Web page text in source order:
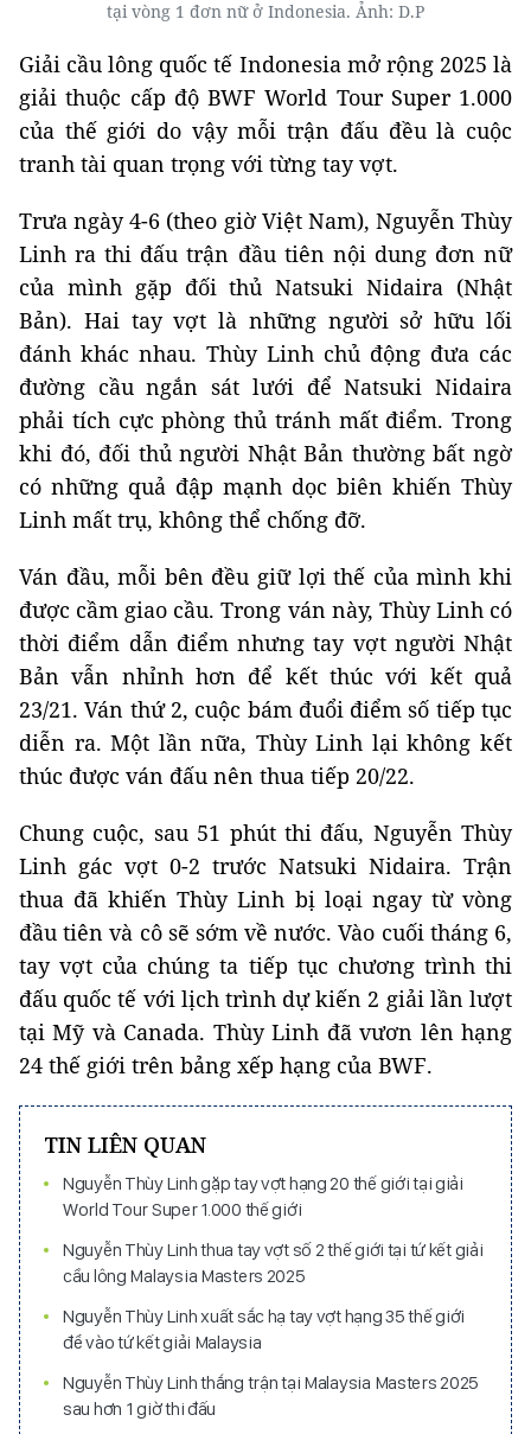
tại vòng 1 đơn nữ ở Indonesia. Ảnh: D.P
Giải cầu lông quốc tế Indonesia mở rộng 2025 là
giải thuộc cấp độ BWF World Tour Super 1.000
của thế giới do vậy mỗi trận đấu đều là cuộc
tranh tài quan trọng với từng tay vợt.
Trưa ngày 4-6 (theo giờ Việt Nam), Nguyễn Thùy
Linh ra thi đấu trận đầu tiên nội dung đơn nữ
của mình gặp đối thủ Natsuki Nidaira (Nhật
Bản). Hai tay vợt là những người sở hữu lối
đánh khác nhau. Thùy Linh chủ động đưa các
đường cầu ngắn sát lưới để Natsuki Nidaira
phải tích cực phòng thủ tránh mất điểm. Trong
khi đó, đối thủ người Nhật Bản thường bất ngờ
có những quả đập mạnh dọc biên khiến Thùy
Linh mất trụ, không thể chống đỡ.
Ván đầu, mỗi bên đều giữ lợi thế của mình khi
được cầm giao cầu. Trong ván này, Thùy Linh có
thời điểm dẫn điểm nhưng tay vợt người Nhật
Bản vẫn nhỉnh hơn để kết thúc với kết quả
23/21. Ván thứ 2, cuộc bám đuổi điểm số tiếp tục
diễn ra. Một lần nữa, Thùy Linh lại không kết
thúc được ván đấu nên thua tiếp 20/22.
Chung cuộc, sau 51 phút thi đấu, Nguyễn Thùy
Linh gác vợt 0-2 trước Natsuki Nidaira. Trận
thua đã khiến Thùy Linh bị loại ngay từ vòng
đầu tiên và cô sẽ sớm về nước. Vào cuối tháng 6,
tay vợt của chúng ta tiếp tục chương trình thi
đấu quốc tế với lịch trình dự kiến 2 giải lần lượt
tại Mỹ và Canada. Thùy Linh đã vươn lên hạng
24 thế giới trên bảng xếp hạng của BWF.
TIN LIÊN QUAN
Nguyễn Thùy Linh gặp tay vợt hạng 20 thế giới tại giải
World Tour Super 1.000 thế giới
Nguyễn Thùy Linh thua tay vợt số 2 thế giới tại tứ kết giải
cầu lông Malaysia Masters 2025
Nguyễn Thùy Linh xuất sắc hạ tay vợt hạng 35 thế giới
để vào tứ kết giải Malaysia
Nguyễn Thùy Linh thắng trận tại Malaysia Masters 2025
sau hơn 1 giờ thi đấu